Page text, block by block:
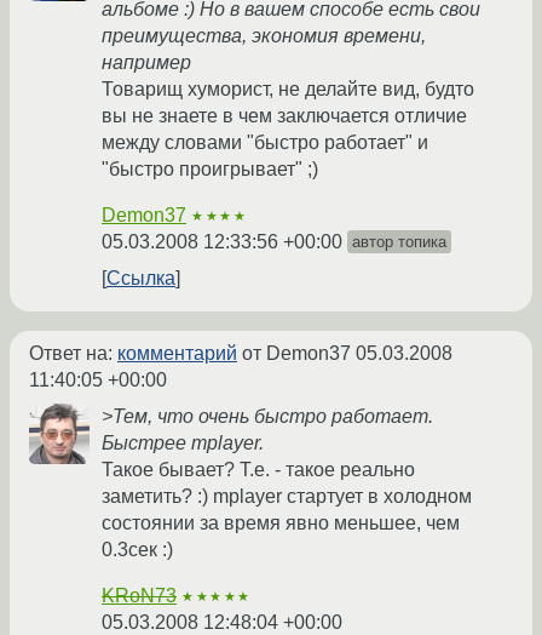
альбоме :) Но в вашем способе есть свои
преимущества, экономия времени,
например
Товарищ хуморист, не делайте вид, будто
вы не знаете в чем заключается отличие
между словами "быстро работает" и
"быстро проигрывает" ;)
Demon37 ★★★★
05.03.2008 12:33:56 +00:00 автор топика
Ссылка
Ответ на: комментарий от Demon37 05.03.2008
11:40:05 +00:00
>Тем, что очень быстро работает.
Быстрее mplayer.
Такое бывает? Т.е. - такое реально
заметить? :) mplayer стартует в холодном
состоянии за время явно меньшее, чем
0.3сек :)
KRoN73 ★★★★★
05.03.2008 12:48:04 +00:00